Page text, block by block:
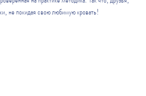
не покидая свою любимую кровать!